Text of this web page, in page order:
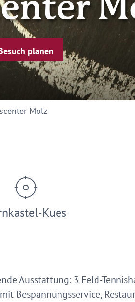
planen
Molz
Kues
Ausstattung: 3 Feld-
Bespannungsservice,